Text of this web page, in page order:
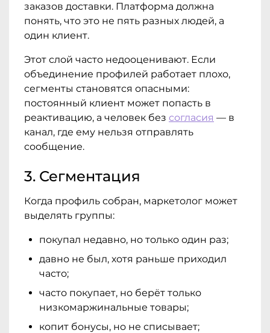
заказов доставки. Платформа должна
понять, что это не пять разных людей, а
один клиент.
Этот слой часто недооценивают. Если
объединение профилей работает плохо,
сегменты становятся опасными:
постоянный клиент может попасть в
реактивацию, а человек без согласия — в
канал, где ему нельзя отправлять
сообщение.
3. Сегментация
Когда профиль собран, маркетолог может
выделять группы:
покупал недавно, но только один раз;
давно не был, хотя раньше приходил
часто;
часто покупает, но берёт только
низкомаржинальные товары;
копит бонусы, но не списывает;